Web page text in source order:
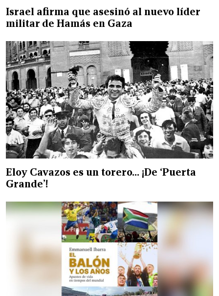
Israel afirma que asesinó al nuevo líder
militar de Hamás en Gaza
Eloy Cavazos es un torero… ¡De ‘Puerta
Grande’!